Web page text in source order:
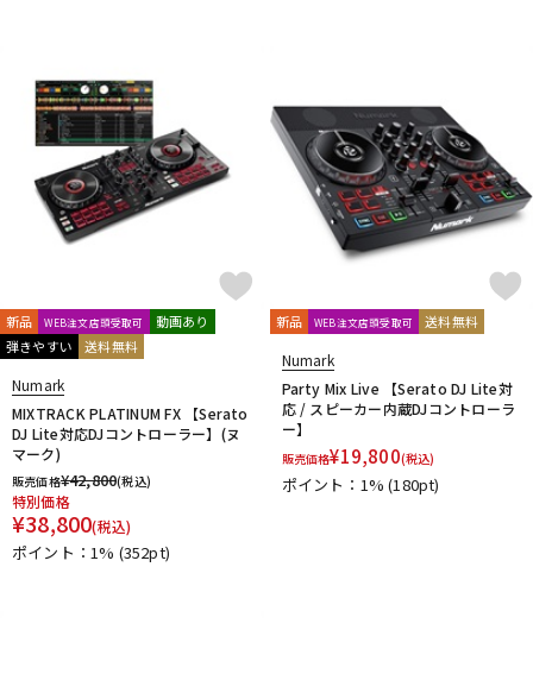
配信/ライブ機器 楽器アクセサリ
中古 ヴィンテージ
新品 WEB注文店頭受取可
動画あり
弾きやすい
送料無料
Numark
MIXTRACK PLATINUM FX 【Serato
DJ Lite対応DJコントローラー】(ヌ
マーク)
販売価格¥42,800(税込)
特別価格
¥38,800(税込)
ポイント：1% (352pt)
新品 WEB注文店頭受取可 送料無料
Numark
Party Mix Live 【Serato DJ Lite対
応 / スピーカー内蔵DJコントローラ
ー】
販売価格¥19,800(税込)
ポイント：1%(180pt)